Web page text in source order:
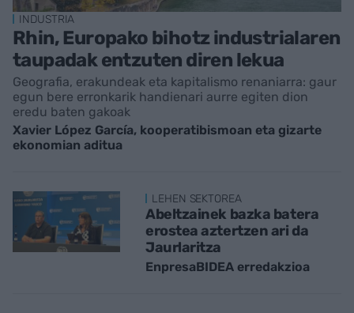
INDUSTRIA
Rhin, Europako bihotz industrialaren
taupadak entzuten diren lekua
Geografia, erakundeak eta kapitalismo renaniarra: gaur
egun bere erronkarik handienari aurre egiten dion
eredu baten gakoak
Xavier López García, kooperatibismoan eta gizarte
ekonomian aditua
LEHEN SEKTOREA
Abeltzainek bazka batera
erostea aztertzen ari da
Jaurlaritza
EnpresaBIDEA erredakzioa